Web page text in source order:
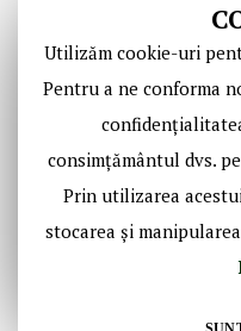
Utilizăm cookie-uri
Pentru a ne conforma
consimțământul dvs.
Prin utilizarea
stocarea și
Copyright ©
Social